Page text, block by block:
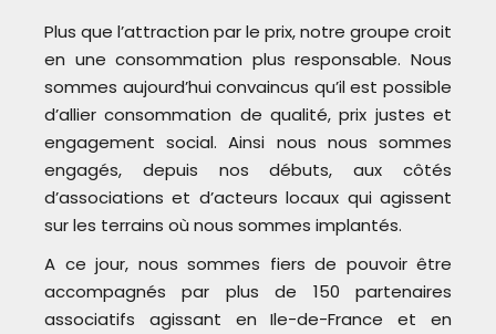
Plus que l’attraction par le prix, notre groupe croit
en une consommation plus responsable. Nous
sommes aujourd’hui convaincus qu’il est possible
d’allier consommation de qualité, prix justes et
engagement social. Ainsi nous nous sommes
engagés, depuis nos débuts, aux côtés
d’associations et d’acteurs locaux qui agissent
sur les terrains où nous sommes implantés.
A ce jour, nous sommes fiers de pouvoir être
accompagnés par plus de 150 partenaires
associatifs agissant en Ile-de-France et en